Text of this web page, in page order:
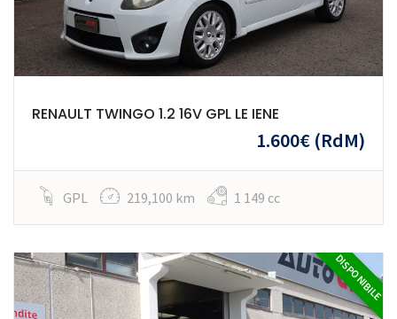
RENAULT TWINGO 1.2 16V GPL LE IENE
1.600€ (RdM)
GPL 219,100 km 1 149 cc
DISPONIBILE